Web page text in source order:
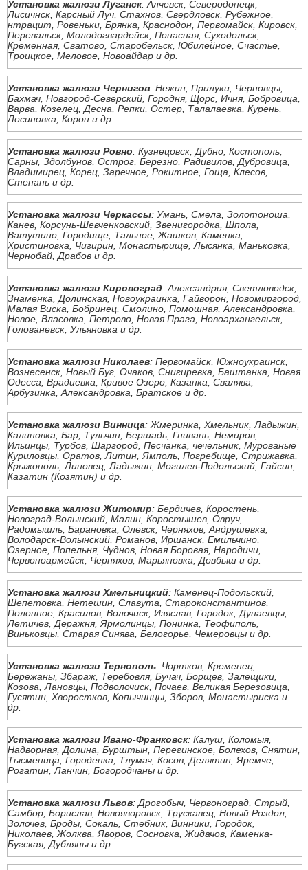
Установка жалюзи Луганск: Алчевск, Северодонецк,
Лисичнск, Карсный Луч, Стахнов, Свердловск, Рубежное,
нтрацит, Ровеньки, Брянка, Краснодон, Первомайск, Кировск,
Перевальск, Молодогвардейск, Попасная, Суходольск,
Кременная, Сватово, Старобельск, Юбилейное, Счастье,
Троицкое, Меловое, Новоайдар и др.
Установка жалюзи Чернигов: Нежин, Прилуки, Черновцы,
Бахмач, Новгород-Северский, Городня, Щорс, Ичня, Бобровица,
Варва, Козелец, Десна, Репки, Остер, Талалаевка, Курень,
Лосиновка, Короп и др.
Установка жалюзи Ровно: Кузнецовск, Дубно, Костополь,
Сарны, Здолбунов, Острог, Березно, Радивилов, Дубровица,
Владимирец, Корец, Заречное, Рокитное, Гоща, Клесов,
Степань и др.
Установка жалюзи Черкассы: Умань, Смела, Золотоноша,
Канев, Корсунь-Шевченковский, Звенигородка, Шпола,
Ватутино, Городище, Тальное, Жашков, Каменка,
Христиновка, Чигирин, Монастырище, Лысянка, Маньковка,
Чернобай, Драбов и др.
Установка жалюзи Кировоград: Александрия, Светловодск,
Знаменка, Долинская, Новоукраинка, Гайворон, Новомиргород,
Малая Виска, Бобринец, Смолино, Помошная, Александровка,
Новое, Власовка, Петрово, Новая Прага, Новоархангельск,
Голованевск, Ульяновка и др.
Установка жалюзи Николаев: Первомайск, Южноукраинск,
Вознесенск, Новый Буг, Очаков, Снигиревка, Баштанка, Новая
Одесса, Врадиевка, Кривое Озеро, Казанка, Свалява,
Арбузинка, Александровка, Братское и др.
Установка жалюзи Винница: Жмеринка, Хмельник, Ладыжин,
Калиновка, Бар, Тульчин, Бершадь, Гнивань, Немиров,
Ильинцы, Турбов, Шаргород, Песчанка, чечельник, Мурованые
Куриловцы, Оратов, Литин, Ямполь, Погребище, Стрижавка,
Крыжополь, Липовец, Ладыжин, Могилев-Подольский, Гайсин,
Казатин (Козятин) и др.
Установка жалюзи Житомир: Бердичев, Коростень,
Новоград-Волынский, Малин, Коростышев, Овруч,
Радомышль, Барановка, Олевск, Черняхов, Андрушевка,
Володарск-Волынский, Романов, Иршанск, Емильчино,
Озерное, Попельня, Чуднов, Новая Боровая, Народичи,
Червоноармейск, Черняхов, Марьяновка, Довбыш и др.
Установка жалюзи Хмельницкий: Каменец-Подольский,
Шепетовка, Нетешин, Славута, Староконстантинов,
Полонное, Красилов, Волочиск, Изяслав, Городок, Дунаевцы,
Летичев, Деражня, Ярмолинцы, Понинка, Теофиполь,
Виньковцы, Старая Синява, Белогорье, Чемеровцы и др.
Установка жалюзи Тернополь: Чортков, Кременец,
Бережаны, Збараж, Теребовля, Бучач, Борщев, Залещики,
Козова, Лановцы, Подволочиск, Почаев, Великая Березовица,
Гусятин, Хворостков, Копычинцы, Зборов, Монастыриска и
др.
Установка жалюзи Ивано-Франковск: Калуш, Коломыя,
Надворная, Долина, Бурштын, Перегинское, Болехов, Снятин,
Тысменица, Городенка, Тлумач, Косов, Делятин, Яремче,
Рогатин, Ланчин, Богородчаны и др.
Установка жалюзи Львов: Дрогобыч, Червоноград, Стрый,
Самбор, Борислав, Новояворовск, Трускавец, Новый Роздол,
Золочев, Броды, Сокаль, Стебник, Винники, Городок,
Николаев, Жолква, Яворов, Сосновка, Жидачов, Каменка-
Бугская, Дубляны и др.